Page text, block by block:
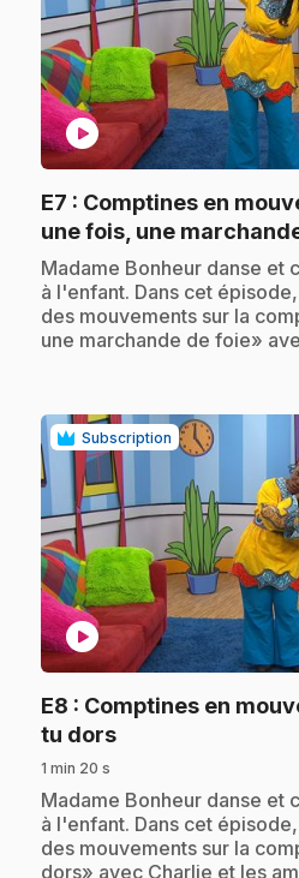
play_circle
E7 : Comptines en
une fois, une
.Madame Bonheur danse et
à l'enfant. Dans cet
des mouvements sur la
une marchande de foie»
Subscription
play_circle
E8 : Comptines en
tu dors.
1 min 20 s
.Madame Bonheur danse et
à l'enfant. Dans cet
des mouvements sur la
dors» avec Charlie et les